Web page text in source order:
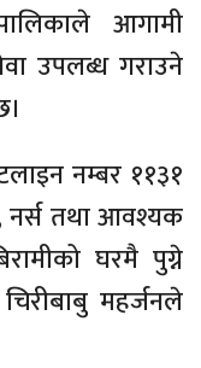
आगामी
उपलब्ध गराउने
नम्बर ११३१
नर्स तथा आवश्यक
घरमै पुग्ने
महर्जनले